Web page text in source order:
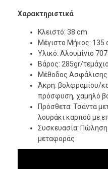
Χαρακτηριστικά
Κλειστό: 38 cm
Μέγιστο Μήκος: 135
Υλικό: Αλουμίνιο
Βάρος: 285gr/τεμάχιο
Μέθοδος
Άκρη: βολφραμίου/
πρόσφυση, χαμηλό
Πρόσθετα: Τσάντα
λουράκι καρπού με
Συσκευασία: Πώληση
μεταφοράς